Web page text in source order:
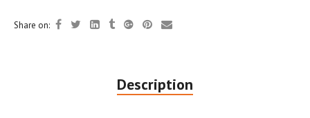
Share on:
Description